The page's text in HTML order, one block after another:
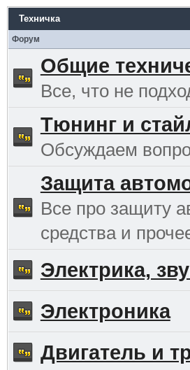
Техничка
Форум
Общие
Все, что не
Тюнинг и
Обсуждаем
Защита
Все про защиту
средства и
Электрика,
Электроника
Двигатель и